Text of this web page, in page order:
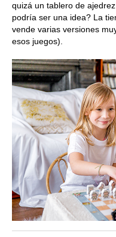
quizá un tablero de
podría ser una idea? La
vende varias versiones
esos juegos).